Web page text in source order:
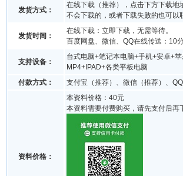
发货方式：
在线下载（推荐），点击下方下载地
不会下载的，或者下载失败的也可
发货时间：
在线下载：立即下载，无需等待。
百度网盘、微信、QQ在线传送：10
支持设备：
台式电脑+笔记本电脑+手机+安卓+
MP4+IPAD+各类平板电脑
付款方式：
支付宝（推荐）、微信（推荐）、
资料价格：
本资料价格：40元
本资料需要付费购买，请先支付后再